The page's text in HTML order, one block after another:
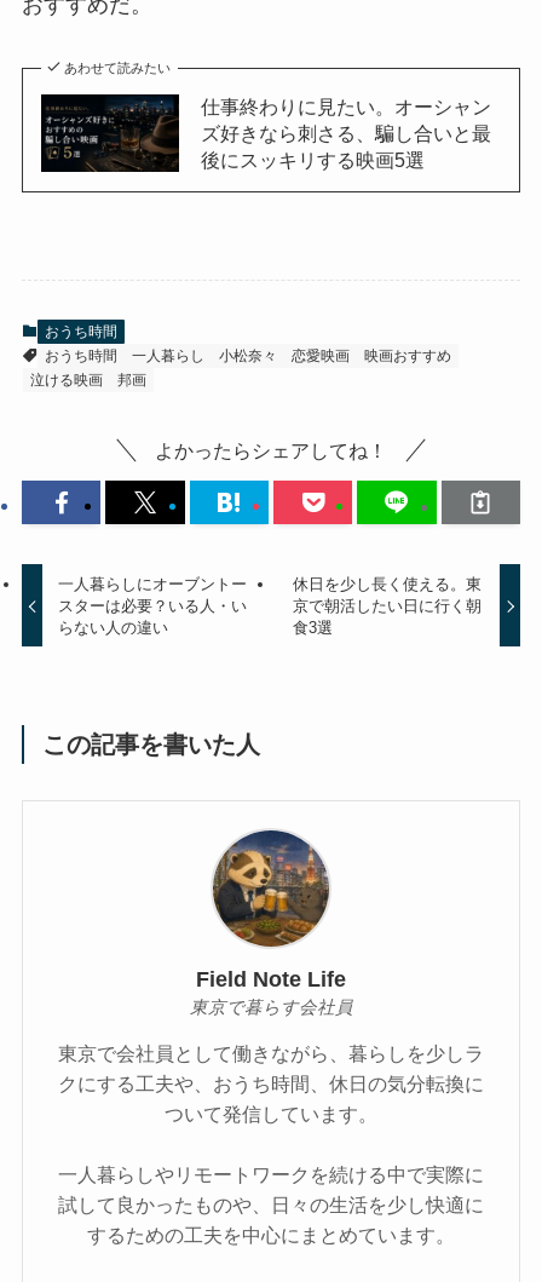
おすすめだ。
あわせて読みたい
仕事終わりに見たい。オーシャン
ズ好きなら刺さる、騙し合いと最
後にスッキリする映画5選
おうち時間
おうち時間
一人暮らし 小松奈々 恋愛映画
映画おすすめ
泣ける映画
邦画
よかったらシェアしてね！
一人暮らしにオーブントー
スターは必要？いる人・い
らない人の違い
休日を少し長く使える。東
京で朝活したい日に行く朝
食3選
この記事を書いた人
Field Note Life
東京で暮らす会社員
東京で会社員として働きながら、暮らしを少しラ
クにする工夫や、おうち時間、休日の気分転換に
ついて発信しています。
一人暮らしやリモートワークを続ける中で実際に
試して良かったものや、日々の生活を少し快適に
するための工夫を中心にまとめています。